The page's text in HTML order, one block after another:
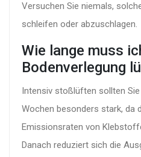
Versuchen Sie niemals,
schleifen oder abzuschlagen.
Wie lange muss
Bodenverlegung
Intensiv stoßlüften sollten
Wochen besonders stark, da
Emissionsraten von
Danach reduziert sich die